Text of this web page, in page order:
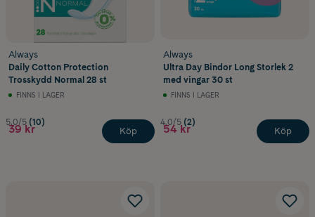
Always
Daily Cotton Protection
Trosskydd Normal 28 st
FINNS I LAGER
5.0/5 (10)
39 kr Köp
Always
Ultra Day Bindor Long Storlek 2
med vingar 30 st
FINNS I LAGER
4.0/5 (2)
54 kr Köp